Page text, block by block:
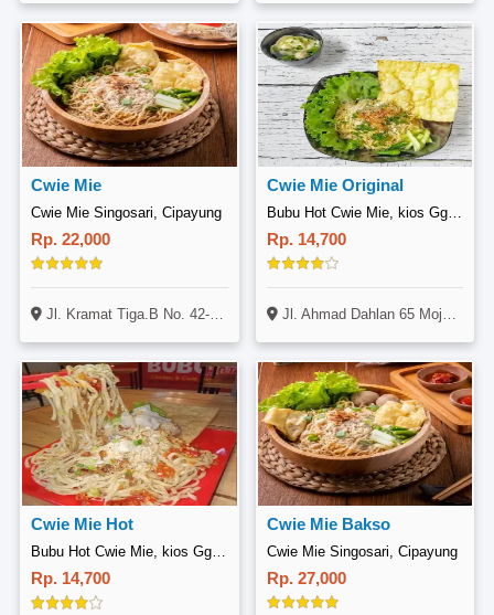
Cwie Mie
Cwie Mie Singosari, Cipayung
Rp. 22,000
Jl. Kramat Tiga.B No. 42-F, Cipayung, Jakarta
Cwie Mie Original
Bubu Hot Cwie Mie, kios Gg. 5 Barat Mojoroto
Rp. 14,700
Jl. Ahmad Dahlan 65 Mojoroto Kediri (Kios Pojok Gang 5 Barat Mojoroto)
Cwie Mie Hot
Bubu Hot Cwie Mie, kios Gg. 5 Barat Mojoroto
Rp. 14,700
Cwie Mie Bakso
Cwie Mie Singosari, Cipayung
Rp. 27,000